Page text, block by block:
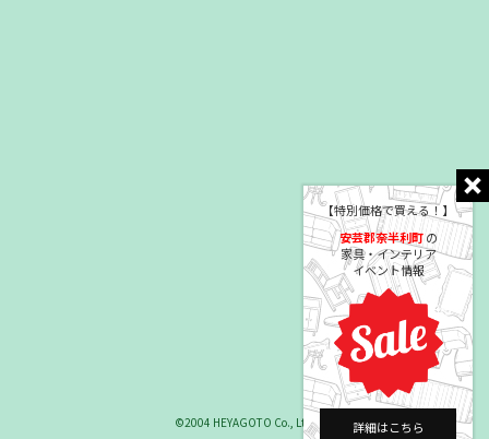
【特別価格で買える！】
安芸郡奈半利町の
家具・インテリア
イベント情報
詳細はこちら
©2004 HEYAGOTO Co., Ltd.